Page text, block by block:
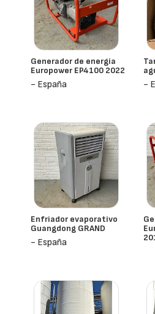
Generador de energía
Europower EP4100 2022
- España -
Enfriador evaporativo
Guangdong GRAND
- España
-